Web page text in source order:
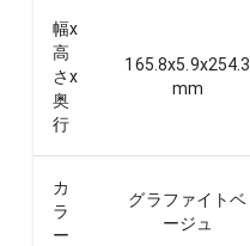
幅x
高
さx
奥
行
165.8x5.9x254.3
mm
カ
ラ
ー
グラファイトベ
ージュ